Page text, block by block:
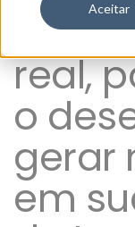
Aceitar
real,
o
gerar
em